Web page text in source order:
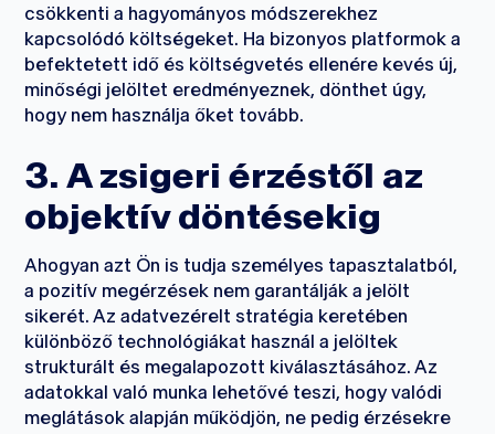
csökkenti a hagyományos módszerekhez
kapcsolódó költségeket. Ha bizonyos platformok a
befektetett idő és költségvetés ellenére kevés új,
minőségi jelöltet eredményeznek, dönthet úgy,
hogy nem használja őket tovább.
3. A zsigeri érzéstől az
objektív döntésekig
Ahogyan azt Ön is tudja személyes tapasztalatból,
a pozitív megérzések nem garantálják a jelölt
sikerét. Az adatvezérelt stratégia keretében
különböző technológiákat használ a jelöltek
strukturált és megalapozott kiválasztásához. Az
adatokkal való munka lehetővé teszi, hogy valódi
meglátások alapján működjön, ne pedig érzésekre